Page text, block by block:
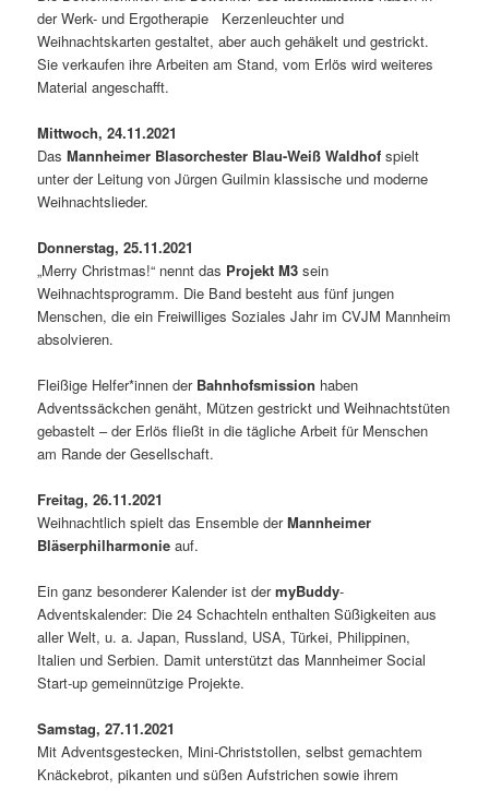
der Werk- und Ergotherapie Kerzenleuchter und
Weihnachtskarten gestaltet, aber auch gehäkelt und gestrickt.
Sie verkaufen ihre Arbeiten am Stand, vom Erlös wird weiteres
Material angeschafft.
Mittwoch, 24.11.2021
DasMannheimer Blasorchester Blau-Weiß Waldhof spielt
unter der Leitung von Jürgen Guilmin klassische und moderne
Weihnachtslieder.
Donnerstag, 25.11.2021
„Merry Christmas!“ nennt das Projekt M3sein
Weihnachtsprogramm. Die Band besteht aus fünf jungen
Menschen, die ein Freiwilliges Soziales Jahr im CVJM Mannheim
absolvieren.
Fleißige Helfer*innen der Bahnhofsmission haben
Adventssäckchen genäht, Mützen gestrickt und Weihnachtstüten
gebastelt – der Erlös fließt in die tägliche Arbeit für Menschen
am Rande der Gesellschaft.
Freitag, 26.11.2021
Weihnachtlich spielt das Ensemble derMannheimer
Bläserphilharmonie auf.
Ein ganz besonderer Kalender ist dermyBuddy-
Adventskalender: Die 24 Schachteln enthalten Süßigkeiten aus
aller Welt, u. a. Japan, Russland, USA, Türkei, Philippinen,
Italien und Serbien. Damit unterstützt das Mannheimer Social
Start-up gemeinnützige Projekte.
Samstag, 27.11.2021
Mit Adventsgestecken, Mini-Christstollen, selbst gemachtem
Knäckebrot, pikanten und süßen Aufstrichen sowie ihrem